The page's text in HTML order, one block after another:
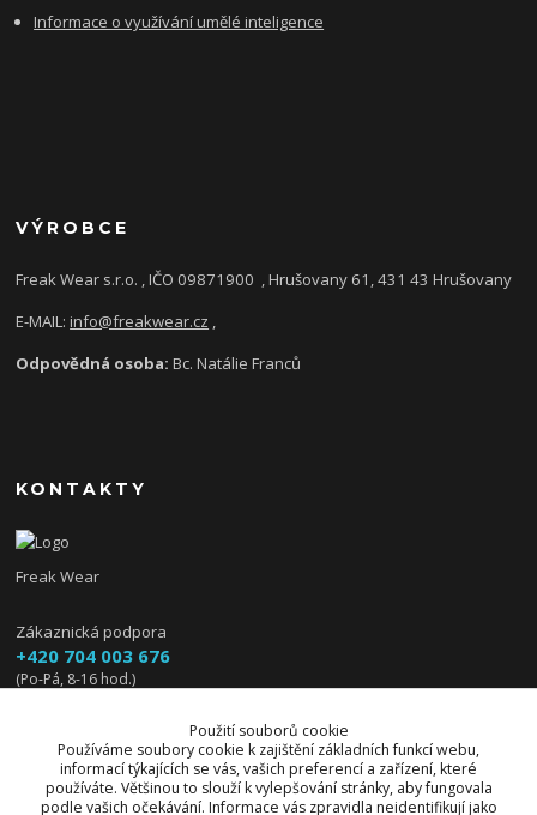
Informace o využívání umělé inteligence
VÝROBCE
Freak Wear s.r.o. , IČO 09871900 , Hrušovany 61, 431 43 Hrušovany
E-MAIL:info@freakwear.cz ,
Odpovědná osoba:Bc. Natálie Franců
KONTAKTY
Freak Wear
Zákaznická podpora
+420 704 003 676
(Po-Pá, 8-16 hod.)
info@freakwear.czPoužití souborů cookie
Používáme soubory cookie k zajištění základních funkcí webu,
informací týkajících se vás, vašich preferencí a zařízení, které
používáte. Většinou to slouží k vylepšování stránky, aby fungovala
podle vašich očekávání. Informace vás zpravidla neidentifikují jako